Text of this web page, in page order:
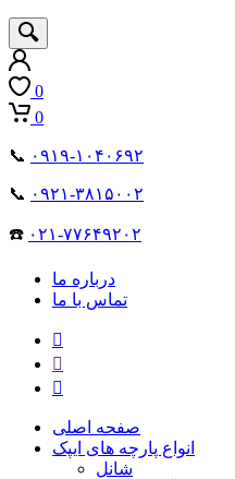
0
0
📞 ۰۹۱۹-۱۰۴۰۶۹۲
📞 ۰۹۲۱-۳۸۱۵۰۰۲
☎️ ۰۲۱-۷۷۶۴۹۲۰۲
درباره ما
تماس با ما
صفحه اصلی
انواع پارچه های ایپک
شانل